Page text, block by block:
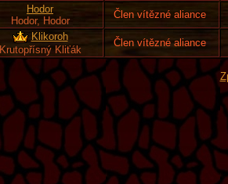
Hodor
Hodor, Hodor
Člen vítězné aliance
Klikoroh
Krutopřísný Kliťák
Člen vítězné aliance